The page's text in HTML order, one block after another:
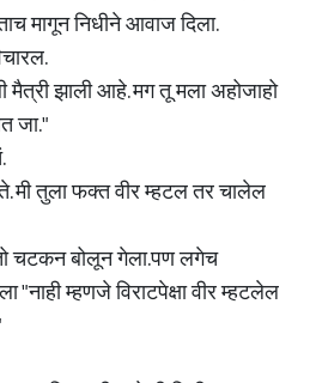
मागून निधीने आवाज दिला.
झाली आहे. मग तू मला अहोजाहो
जा."
मी तुला फक्त वीर म्हटल तर चालेल
चटकन बोलून गेला.पण लगेच
"नाही म्हणजे विराटपेक्षा वीर म्हटलेल